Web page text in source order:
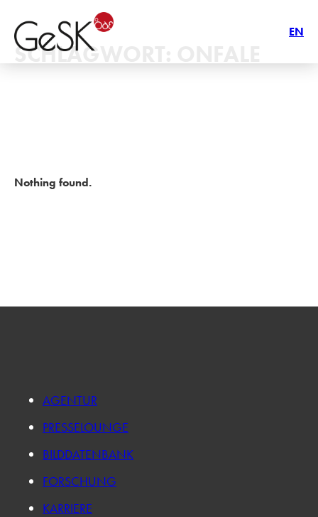
EN
SCHLAGWORT:
Nothing found.
AGENTUR
PRESSELOUNGE
BILDDATENBANK
FORSCHUNG
KARRIERE